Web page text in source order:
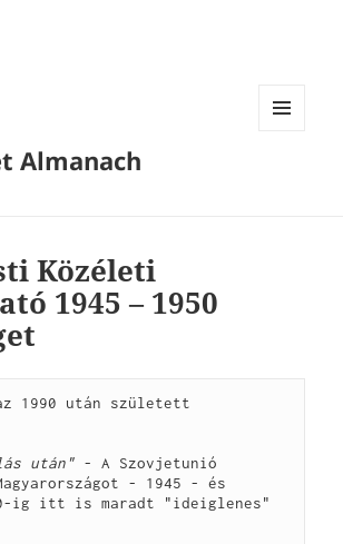
Almanach
Közéleti
1945 – 1950
1990 után született
után" - A Szovjetunió
- 1945 - és
ig itt is maradt "ideiglenes"